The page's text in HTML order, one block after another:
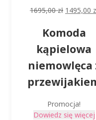
1695,00zł
wynosiła:
1495,00
Komoda
kąpielowa
niemowlęca
Promocja!
Dowiedz się więcej